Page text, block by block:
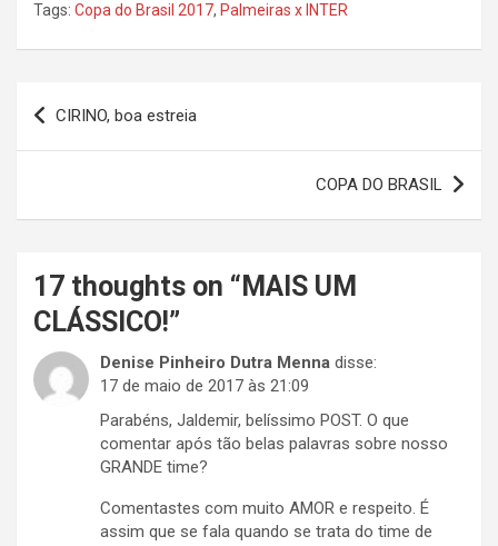
Tags: Copa do Brasil 2017, Palmeiras x INTER
Navegação
de
CIRINO, boa estreia
COPA DO BRASIL
17 thoughts on “ MAIS UM
CLÁSSICO!”
Denise Pinheiro Dutra Menna disse:
17 de maio de 2017 às 21:09
Parabéns, Jaldemir, belíssimo POST. O que
comentar após tão belas palavras sobre nosso
GRANDE time?
Comentastes com muito AMOR e respeito. É
assim que se fala quando se trata do time de